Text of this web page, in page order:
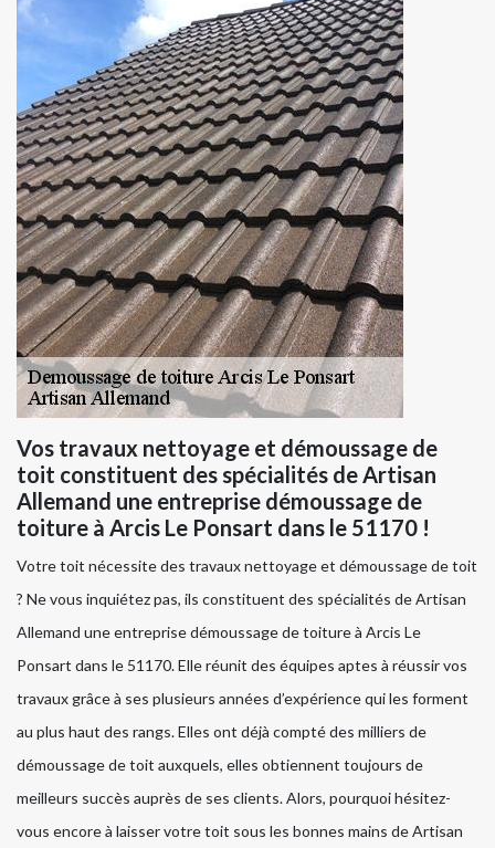
Vos travaux nettoyage et démoussage de
toit constituent des spécialités de Artisan
Allemand une entreprise démoussage de
toiture à Arcis Le Ponsart dans le 51170 !
Votre toit nécessite des travaux nettoyage et démoussage de toit
? Ne vous inquiétez pas, ils constituent des spécialités de Artisan
Allemand une entreprise démoussage de toiture à Arcis Le
Ponsart dans le 51170. Elle réunit des équipes aptes à réussir vos
travaux grâce à ses plusieurs années d’expérience qui les forment
au plus haut des rangs. Elles ont déjà compté des milliers de
démoussage de toit auxquels, elles obtiennent toujours de
meilleurs succès auprès de ses clients. Alors, pourquoi hésitez-
vous encore à laisser votre toit sous les bonnes mains de Artisan